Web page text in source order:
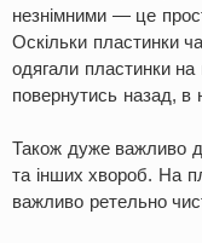
незнімними — це
Оскільки пластинки
одягали пластинки на
повернутись назад, в
Також дуже важливо
та інших хвороб. На
важливо ретельно